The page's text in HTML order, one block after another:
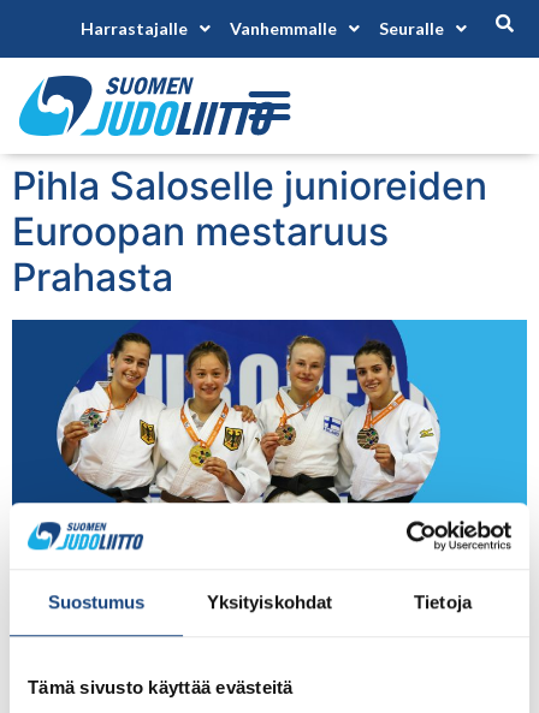
Suostumus Yksityiskohdat Tietoja
Tämä sivusto käyttää evästeitä
Harrastajalle Vanhemmalle Seuralle
Pihla Saloselle junioreiden
Euroopan mestaruus
Prahasta
otteli junioreiden (U21) Euroopan mestariksi naisten alle
Devicotorin (FRA). Salonen kommentoi mediahumun